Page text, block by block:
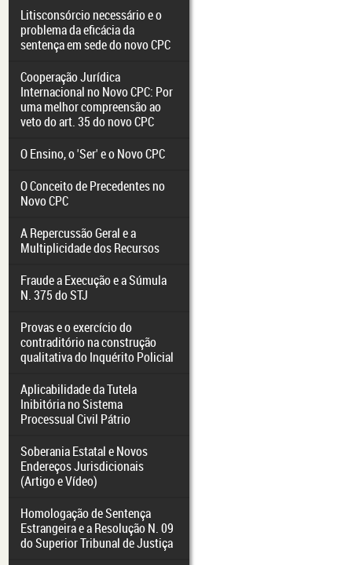
Litisconsórcio necessário e o
problema da eficácia da
sentença em sede do novo CPC
Cooperação Jurídica
Internacional no Novo CPC: Por
uma melhor compreensão ao
veto do art. 35 do novo CPC
O Ensino, o 'Ser' e o Novo CPC
O Conceito de Precedentes no
Novo CPC
A Repercussão Geral e a
Multiplicidade dos Recursos
Fraude a Execução e a Súmula
N. 375 do STJ
Provas e o exercício do
contraditório na construção
qualitativa do Inquérito Policial
Aplicabilidade da Tutela
Inibitória no Sistema
Processual Civil Pátrio
Soberania Estatal e Novos
Endereços Jurisdicionais
(Artigo e Vídeo)
Homologação de Sentença
Estrangeira e a Resolução N. 09
do Superior Tribunal de Justiça